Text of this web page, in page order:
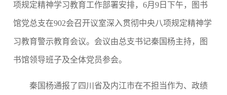
项规定精神学习教育工作部署安排，6月9日下午，图书
馆党总支在902会召开议室深入贯彻中央八项规定精神学
习教育警示教育会议。会议由总支书记秦国杨主持， 图
书馆领导班子及全体党员参会。
秦国杨通报了四川省及内江市在不担当作为、政绩